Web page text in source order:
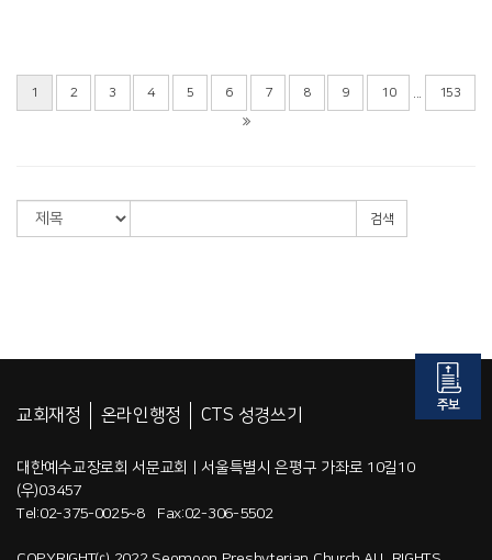
1 2 3 4 5 6 7 8 9 10 153
검색
교회재정 온라인행정 CTS 성경쓰기
대한예수교장로회 서문교회 | 서울특별시 은평구 가좌로 10길10
(우)03457
Tel:02-375-0025~8 Fax:02-306-5502